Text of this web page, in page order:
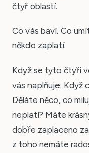
čtyř oblastí.
Co vás baví. Co
někdo zaplatí.
Když se tyto čtyři
vás naplňuje. Když
Děláte něco, co
neplatí? Máte
dobře zaplaceno
z toho nemáte